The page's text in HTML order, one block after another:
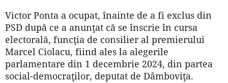
Victor Ponta a ocupat, înainte de a fi exclus din
PSD după ce a anunţat că se înscrie în cursa
electorală, funcţia de consilier al premierului
Marcel Ciolacu, fiind ales la alegerile
parlamentare din 1 decembrie 2024, din partea
social-democraţilor, deputat de Dâmboviţa.